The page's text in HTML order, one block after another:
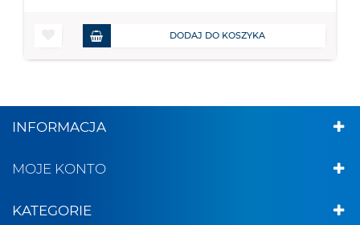
DODAJ DO KOSZYKA
INFORMACJA
MOJE KONTO
KATEGORIE